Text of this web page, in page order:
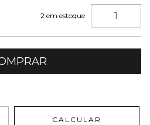
2 em estoque
CALCULAR